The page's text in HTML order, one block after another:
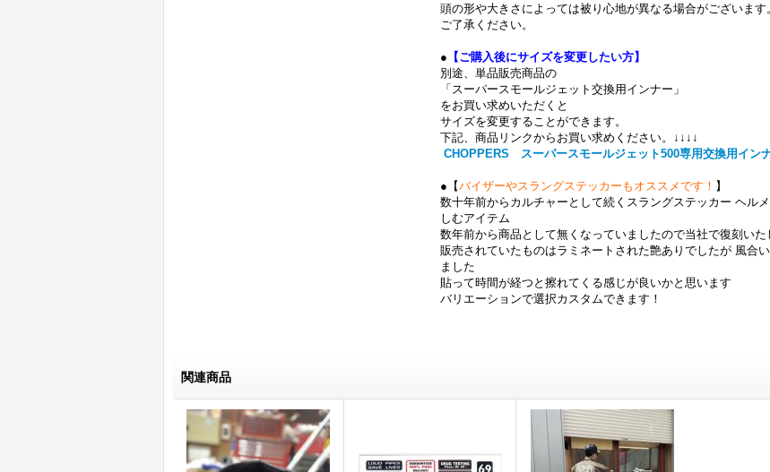
頭の形や大きさによっては被り心地が異なる場合がございます
ご了承ください。
● 【ご購入後にサイズを変更したい方】
別途、単品販売商品の
「スーパースモールジェット交換用インナー」
をお買い求めいただくと
サイズを変更することができます。
下記、商品リンクからお買い求めください。↓↓↓↓
CHOPPERS スーパースモールジェット500専用交換用イン
●【バイザーやスラングステッカーもオススメです！ 】
数十年前からカルチャーとして続くスラングステッカー ヘル
しむアイテム
数年前から商品として無くなっていましたので当社で復刻いた
販売されていたものはラミネートされた艶ありでしたが 風合
ました
貼って時間が経つと擦れてくる感じが良いかと思います
バリエーションで選択カスタムできます！
関連商品